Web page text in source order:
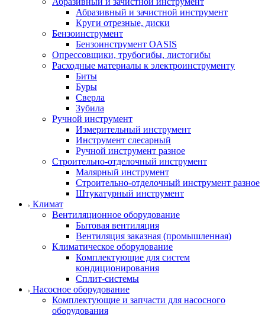
Абразивный и зачистной инструмент
Круги отрезные, диски
Бензоинструмент
Бензоинструмент OASIS
Опрессовщики, трубогибы, листогибы
Расходные материалы к электроинструменту
Биты
Буры
Сверла
Зубила
Ручной инструмент
Измерительный инструмент
Инструмент слесарный
Ручной инструмент разное
Строительно-отделочный инструмент
Малярный инструмент
Строительно-отделочный инструмент разное
Штукатурный инструмент
Климат
Вентиляционное оборудование
Бытовая вентиляция
Вентиляция заказная (промышленная)
Климатическое оборудование
Комплектующие для систем
кондиционирования
Сплит-системы
Насосное оборудование
Комплектующие и запчасти для насосного
оборудования